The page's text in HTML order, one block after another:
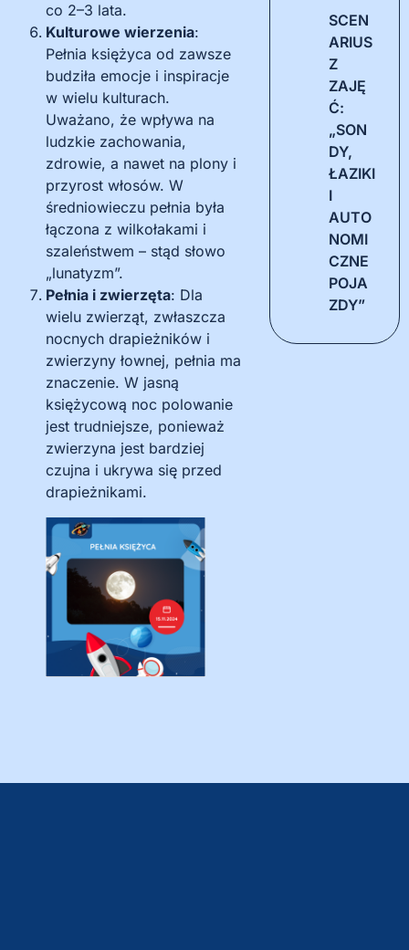
co 2–3 lata.
Kulturowe wierzenia:
Pełnia księżyca od zawsze
budziła emocje i inspiracje
w wielu kulturach.
Uważano, że wpływa na
ludzkie zachowania,
zdrowie, a nawet na plony i
przyrost włosów. W
średniowieczu pełnia była
łączona z wilkołakami i
szaleństwem – stąd słowo
„lunatyzm”.
Pełnia i zwierzęta: Dla
wielu zwierząt, zwłaszcza
nocnych drapieżników i
zwierzyny łownej, pełnia ma
znaczenie. W jasną
księżycową noc polowanie
jest trudniejsze, ponieważ
zwierzyna jest bardziej
czujna i ukrywa się przed
drapieżnikami.
SCEN
ARIUS
Z
ZAJĘ
Ć:
„SON
DY,
ŁAZIKI
I
AUTO
NOMI
CZNE
POJA
ZDY”